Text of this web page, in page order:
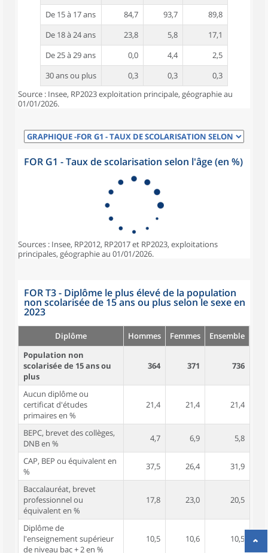
De 15 à 17 ans
84,7 93,7
89,8
De 18 à 24 ans
23,8 5,8
17,1
De 25 à 29 ans
0,0 4,4
2,5
30 ans ou plus
0,3 0,3
0,3
Source : Insee, RP2023 exploitation principale, géographie au
01/01/2026.
FOR G1 - Taux de scolarisation selon l'âge (en %)
Sources : Insee, RP2012, RP2017 et RP2023, exploitations
principales, géographie au 01/01/2026.
FOR T3 - Diplôme le plus élevé de la population
non scolarisée de 15 ans ou plus selon le sexe en
2023
Diplôme Hommes Femmes
Ensemble
Population non
scolarisée de 15 ans ou
plus
364 371 736
Aucun diplôme ou
certificat d'études
primaires en %
21,4 21,4 21,4
BEPC, brevet des collèges,
DNB en %
4,7 6,9 5,8
CAP, BEP ou équivalent en
%
37,5 26,4 31,9
Baccalauréat, brevet
professionnel ou
équivalent en %
17,8 23,0 20,5
Diplôme de
l'enseignement supérieur
de niveau bac + 2 en %
10,5 10,6 10,5